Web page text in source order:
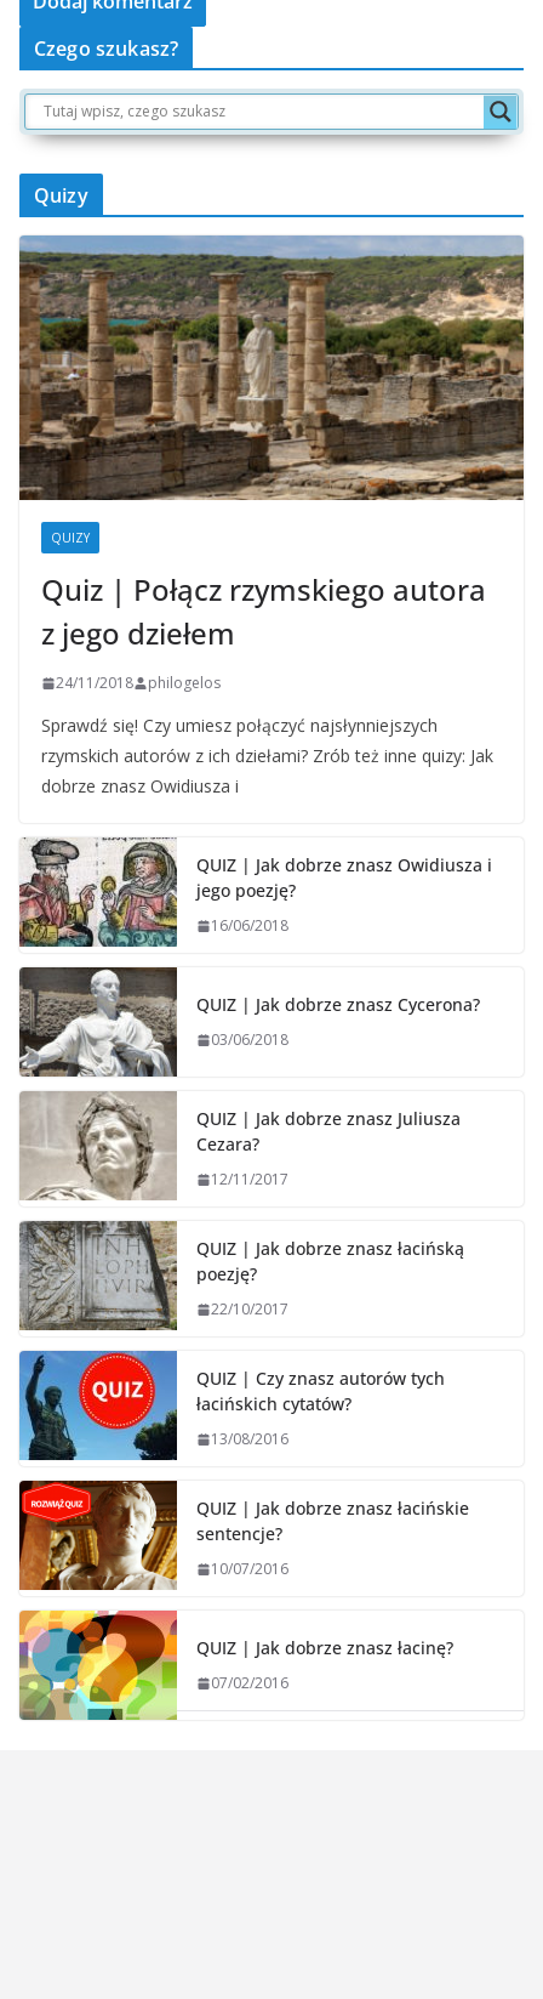
Czego szukasz?
Quizy
QUIZY
Quiz | Połącz rzymskiego autora
z jego dziełem
24/11/2018 philogelos
Sprawdź się! Czy umiesz połączyć najsłynniejszych
rzymskich autorów z ich dziełami? Zrób też inne quizy: Jak
dobrze znasz Owidiusza i
QUIZ | Jak dobrze znasz Owidiusza i
jego poezję?
16/06/2018
QUIZ | Jak dobrze znasz Cycerona?
03/06/2018
QUIZ | Jak dobrze znasz Juliusza
Cezara?
12/11/2017
QUIZ | Jak dobrze znasz łacińską
poezję?
22/10/2017
QUIZ | Czy znasz autorów tych
łacińskich cytatów?
13/08/2016
QUIZ | Jak dobrze znasz łacińskie
sentencje?
10/07/2016
QUIZ | Jak dobrze znasz łacinę?
07/02/2016